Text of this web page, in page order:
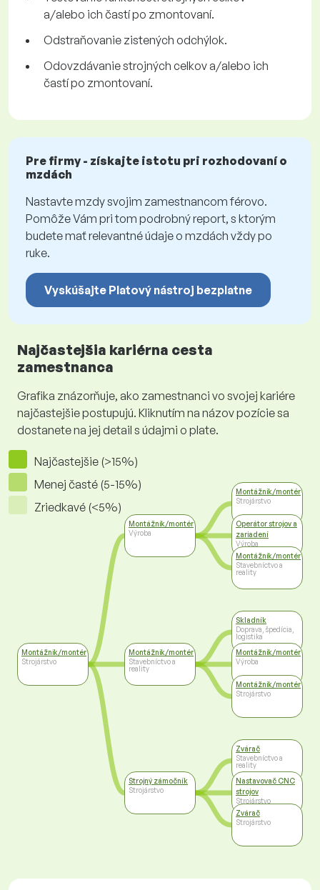
a/alebo ich častí po zmontovaní.
Odstraňovanie zistených odchýlok.
Odovzdávanie strojných celkov a/alebo ich
častí po zmontovaní.
Pre firmy - získajte istotu pri rozhodovaní o
mzdách
Nastavte mzdy svojim zamestnancom férovo.
Pomôže Vám pri tom podrobný report, s ktorým
budete mať relevantné údaje o mzdách vždy po
ruke.
Vyskúšajte Platový nástroj bezplatne
Najčastejšia kariérna cesta
zamestnanca
Grafika znázorňuje, ako zamestnanci vo svojej kariére
najčastejšie postupujú. Kliknutím na názov pozície sa
dostanete na jej detail s údajmi o plate.
Najčastejšie (>15%)
Menej časté (5-15%)
Zriedkavé (<5%)
Montážnik/montér
Strojárstvo
Montážnik/montér
Výroba
Montážnik/montér
Stavebníctvo a
reality
Strojný zámočník
Strojárstvo
Montážnik/montér
Strojárstvo
Operátor strojov a
zariadení
Výroba
Montážnik/montér
Stavebníctvo a
reality
Skladník
Doprava, špedícia,
logistika
Montážnik/montér
Výroba
Montážnik/montér
Strojárstvo
Zvárač
Stavebníctvo a
reality
Nastavovač CNC
strojov
Strojárstvo
Zvárač
Strojárstvo